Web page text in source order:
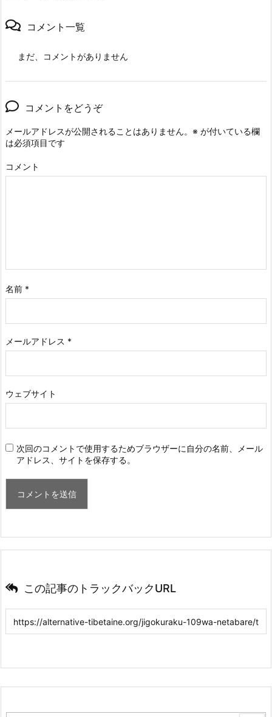
コメント一覧
まだ、コメントがありません
コメントをどうぞ
メールアドレスが公開されることはありません。 ※ が付いている欄
は必須項目です
コメント
名前 *
メールアドレス *
ウェブサイト
次回のコメントで使用するためブラウザーに自分の名前、メール
アドレス、サイトを保存する。
この記事のトラックバックURL